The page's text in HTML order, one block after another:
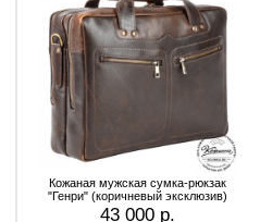
Кожаная мужская сумка-рюкзак
"Генри" (коричневый эксклюзив)
43 000 р.